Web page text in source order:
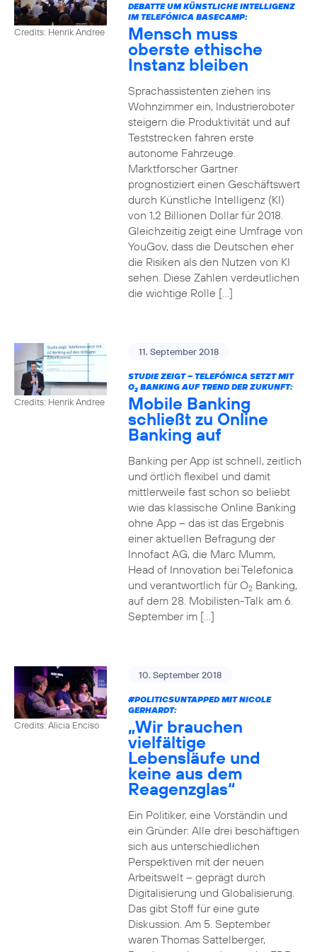
Credits: Henrik Andree
DEBATTE UM KÜNSTLICHE INTELLIGENZ
IM TELEFÓNICA BASECAMP:
Mensch muss
oberste ethische
Instanz bleiben
Sprachassistenten ziehen ins
Wohnzimmer ein, Industrieroboter
steigern die Produktivität und auf
Teststrecken fahren erste
autonome Fahrzeuge.
Marktforscher Gartner
prognostiziert einen Geschäftswert
durch Künstliche Intelligenz (KI)
von 1,2 Billionen Dollar für 2018.
Gleichzeitig zeigt eine Umfrage von
YouGov, dass die Deutschen eher
die Risiken als den Nutzen von KI
sehen. Diese Zahlen verdeutlichen
die wichtige Rolle […]
Credits: Henrik Andree
11. September 2018
STUDIE ZEIGT – TELEFÓNICA SETZT MIT
O2BANKING AUF TREND DER ZUKUNFT:
Mobile Banking
schließt zu Online
Banking auf
Banking per App ist schnell, zeitlich
und örtlich flexibel und damit
mittlerweile fast schon so beliebt
wie das klassische Online Banking
ohne App – das ist das Ergebnis
einer aktuellen Befragung der
Innofact AG, die Marc Mumm,
Head of Innovation bei Telefonica
und verantwortlich für O2Banking,
auf dem 28. Mobilisten-Talk am 6.
September im […]
Credits: Alicia Enciso
10. September 2018
#POLITICSUNTAPPEDMIT NICOLE
GERHARDT:
„Wir brauchen
vielfältige
Lebensläufe und
keine aus dem
Reagenzglas“
Ein Politiker, eine Vorständin und
ein Gründer: Alle drei beschäftigen
sich aus unterschiedlichen
Perspektiven mit der neuen
Arbeitswelt – geprägt durch
Digitalisierung und Globalisierung.
Das gibt Stoff für eine gute
Diskussion. Am 5. September
waren Thomas Sattelberger,